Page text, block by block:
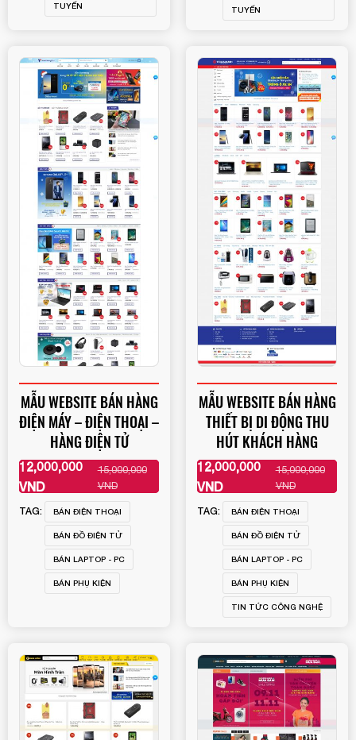
TUYẾN
TUYẾN
MẪU WEBSITE BÁN HÀNG
ĐIỆN MÁY – ĐIỆN THOẠI –
HÀNG ĐIỆN TỬ
12,000,000
VND
15,000,000
VND
XEM THÊM
TAG: BÁN ĐIỆN THOẠI
BÁN ĐỒ ĐIỆN TỬ
BÁN LAPTOP - PC
BÁN PHỤ KIỆN
MẪU WEBSITE BÁN HÀNG
THIẾT BỊ DI ĐỘNG THU
HÚT KHÁCH HÀNG
12,000,000
VND
15,000,000
VND
XEM THÊM
TAG: BÁN ĐIỆN THOẠI
BÁN ĐỒ ĐIỆN TỬ
BÁN LAPTOP - PC
BÁN PHỤ KIỆN
TIN TỨC CÔNG NGHỆ